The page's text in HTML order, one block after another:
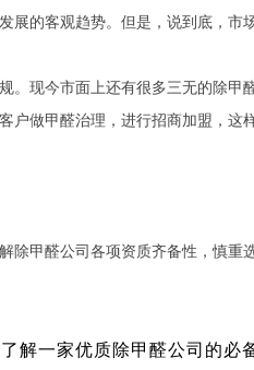
展的客观趋势。但是，说到底，
现今市面上还有很多三无的除甲
户做甲醛治理，进行招商加盟，
除甲醛公司各项资质齐备性，慎重